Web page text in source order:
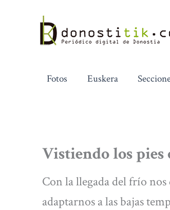
contenido
Fotos Euskera
Vistiendo los pies
Con la llegada del frío
adaptarnos a las bajas